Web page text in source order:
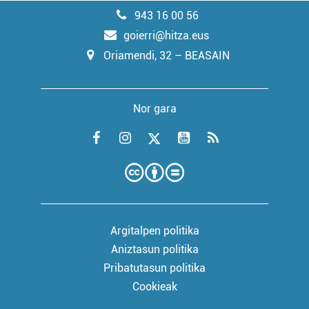
943 16 00 56
goierri@hitza.eus
Oriamendi, 32 – BEASAIN
Nor gara
Argitalpen politika
Aniztasun politika
Pribatutasun politika
Cookieak